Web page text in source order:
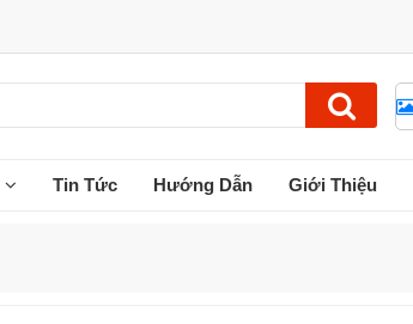
Tin Tức Hướng Dẫn Giới Thiệu